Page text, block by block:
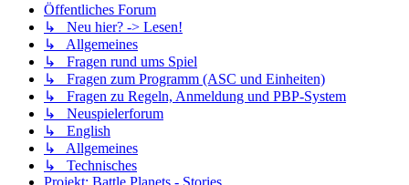
Öffentliches Forum
↳ Neu hier? -> Lesen!
↳ Allgemeines
↳ Fragen rund ums Spiel
↳ Fragen zum Programm (ASC und Einheiten)
↳ Fragen zu Regeln, Anmeldung und PBP-System
↳ Neuspielerforum
↳ English
↳ Allgemeines
↳ Technisches